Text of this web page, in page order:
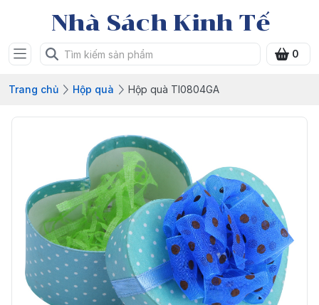
Nhà Sách Kinh Tế
0
Trang chủ Hộp quà Hộp quà TI0804GA